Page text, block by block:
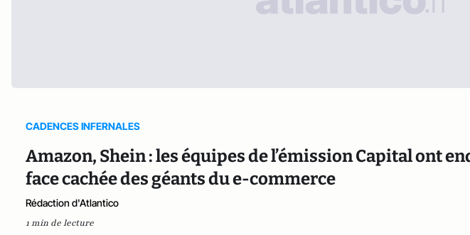
CADENCES INFERNALES
Amazon, Shein : les équipes de l’émission Capital ont
face cachée des géants du e-commerce
Rédaction d'Atlantico
1 min de lecture